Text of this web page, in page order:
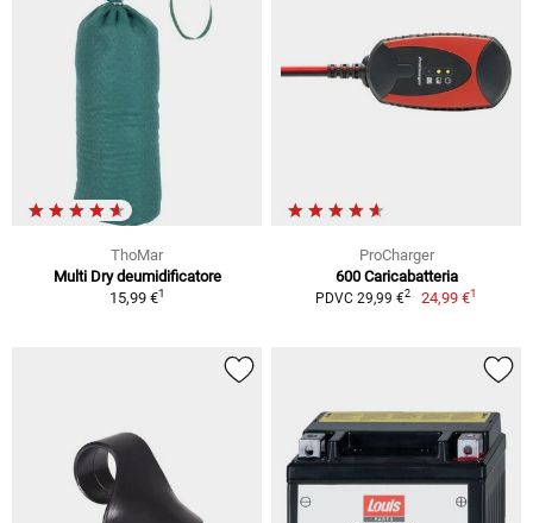
ThoMar
Multi Dry deumidificatore
15,99 €1
ProCharger
600 Caricabatteria
PDVC 29,99 €2 24,99 €1